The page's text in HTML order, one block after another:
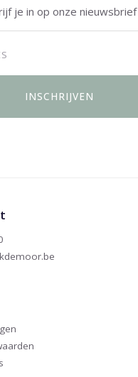
je in op onze nieuwsbrief